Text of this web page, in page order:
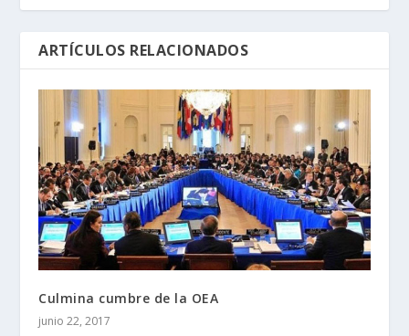
ARTÍCULOS RELACIONADOS
Culmina cumbre de la OEA
junio 22, 2017